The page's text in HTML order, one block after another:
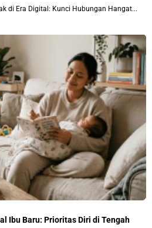
di Era Digital: Kunci Hubungan Hangat...
Ibu Baru: Prioritas Diri di Tengah